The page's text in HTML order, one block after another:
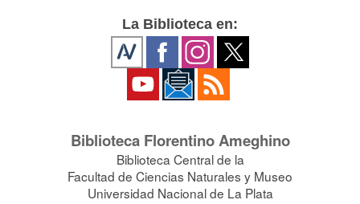
La Biblioteca en:
Biblioteca Florentino Ameghino
Biblioteca Central de la
Facultad de Ciencias Naturales y Museo
Universidad Nacional de La Plata